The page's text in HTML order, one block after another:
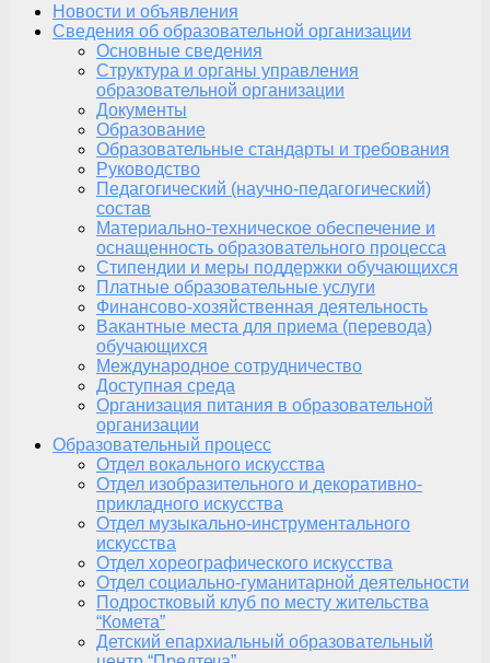
Новости и объявления
Сведения об образовательной организации
Основные сведения
Структура и органы управления
образовательной организации
Документы
Образование
Образовательные стандарты и требования
Руководство
Педагогический (научно-педагогический)
состав
Материально-техническое обеспечение и
оснащенность образовательного процесса
Стипендии и меры поддержки обучающихся
Платные образовательные услуги
Финансово-хозяйственная деятельность
Вакантные места для приема (перевода)
обучающихся
Международное сотрудничество
Доступная среда
Организация питания в образовательной
организации
Образовательный процесс
Отдел вокального искусства
Отдел изобразительного и декоративно-
прикладного искусства
Отдел музыкально-инструментального
искусства
Отдел хореографического искусства
Отдел социально-гуманитарной деятельности
Подростковый клуб по месту жительства
“Комета”
Детский епархиальный образовательный